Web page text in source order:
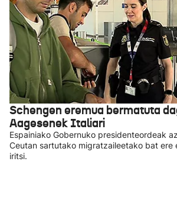
Schengen eremua bermatuta
Aagesenek Italiari
Espainiako Gobernuko presidenteordeak
Ceutan sartutako migratzaileetako bat ere
iritsi.